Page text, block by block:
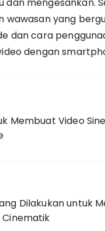
wawasan yang
dan cara
dengan
Membuat Video
Dilakukan untuk